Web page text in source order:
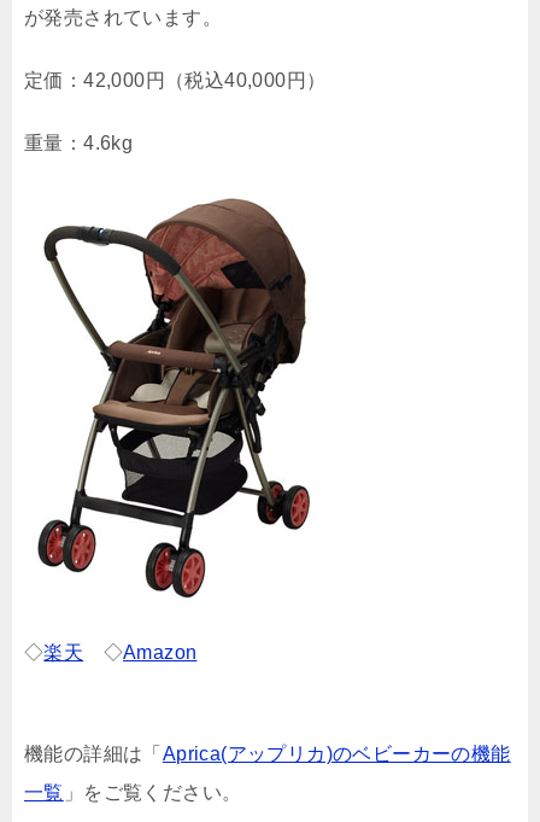
が発売されています。
定価：42,000円（税込40,000円）
重量：4.6kg
◇楽天 ◇Amazon
機能の詳細は「 Aprica(アップリカ)のベビーカーの機能
一覧 」をご覧ください。